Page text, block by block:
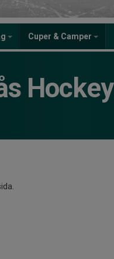
Cuper & Camper
Hockey